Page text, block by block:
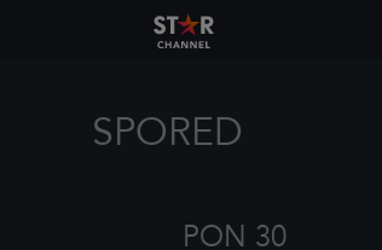
SPORED
PON 30